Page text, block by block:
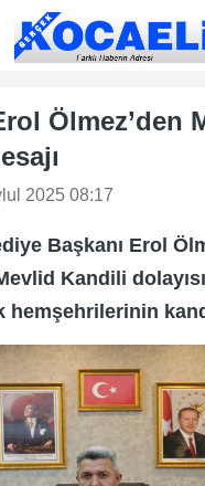
Ölmez’den
2025 08:17
Başkanı Erol
Kandili
hemşehrilerinin